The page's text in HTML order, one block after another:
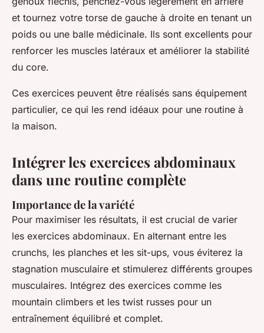
et tournez votre torse de gauche à droite en tenant un
poids ou une balle médicinale. Ils sont excellents pour
renforcer les muscles latéraux et améliorer la stabilité
du core.
Ces exercices peuvent être réalisés sans équipement
particulier, ce qui les rend idéaux pour une routine à
la maison.
Intégrer les exercices abdominaux
dans une routine complète
Importance de la variété
Pour maximiser les résultats, il est crucial de varier
les exercices abdominaux. En alternant entre les
crunchs, les planches et les sit-ups, vous éviterez la
stagnation musculaire et stimulerez différents groupes
musculaires. Intégrez des exercices comme les
mountain climbers et les twist russes pour un
entraînement équilibré et complet.